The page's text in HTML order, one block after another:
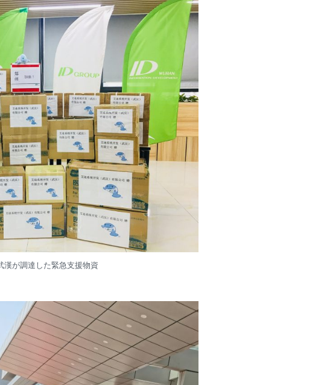
が調達した緊急支援物資